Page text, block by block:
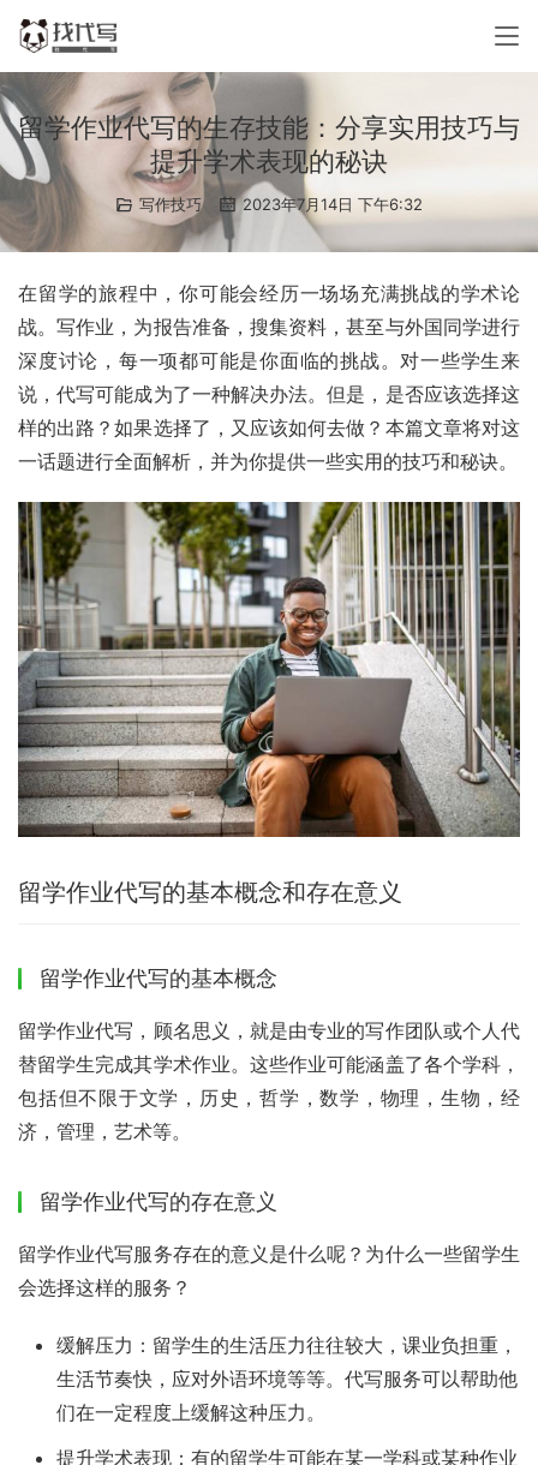
留学作业代写的生存技能：分享实用技巧与
提升学术表现的秘诀
写作技巧 2023年7月14日 下午6:32
在留学的旅程中，你可能会经历一场场充满挑战的学术论
战。写作业，为报告准备，搜集资料，甚至与外国同学进行
深度讨论，每一项都可能是你面临的挑战。对一些学生来
说，代写可能成为了一种解决办法。但是，是否应该选择这
样的出路？如果选择了，又应该如何去做？本篇文章将对这
一话题进行全面解析，并为你提供一些实用的技巧和秘诀。
留学作业代写的基本概念和存在意义
留学作业代写的基本概念
留学作业代写，顾名思义，就是由专业的写作团队或个人代
替留学生完成其学术作业。这些作业可能涵盖了各个学科，
包括但不限于文学，历史，哲学，数学，物理，生物，经
济，管理，艺术等。
留学作业代写的存在意义
留学作业代写服务存在的意义是什么呢？为什么一些留学生
会选择这样的服务？
缓解压力：留学生的生活压力往往较大，课业负担重，
生活节奏快，应对外语环境等等。代写服务可以帮助他
们在一定程度上缓解这种压力。
提升学术表现：有的留学生可能在某一学科或某种作业